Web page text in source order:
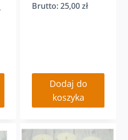
Brutto:25,00zł
Dodaj do
koszyka